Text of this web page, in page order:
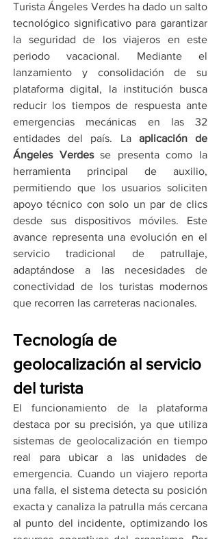
Turista Ángeles Verdes ha dado un salto
tecnológico significativo para garantizar
la seguridad de los viajeros en este
periodo vacacional. Mediante el
lanzamiento y consolidación de su
plataforma digital, la institución busca
reducir los tiempos de respuesta ante
emergencias mecánicas en las 32
entidades del país. La aplicación de
Ángeles Verdes se presenta como la
herramienta principal de auxilio,
permitiendo que los usuarios soliciten
apoyo técnico con solo un par de clics
desde sus dispositivos móviles. Este
avance representa una evolución en el
servicio tradicional de patrullaje,
adaptándose a las necesidades de
conectividad de los turistas modernos
que recorren las carreteras nacionales.
Tecnología de
geolocalización al servicio
del turista
El funcionamiento de la plataforma
destaca por su precisión, ya que utiliza
sistemas de geolocalización en tiempo
real para ubicar a las unidades de
emergencia. Cuando un viajero reporta
una falla, el sistema detecta su posición
exacta y canaliza la patrulla más cercana
al punto del incidente, optimizando los